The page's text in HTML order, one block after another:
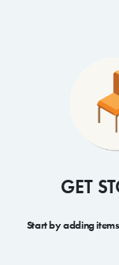
GET
Start by adding